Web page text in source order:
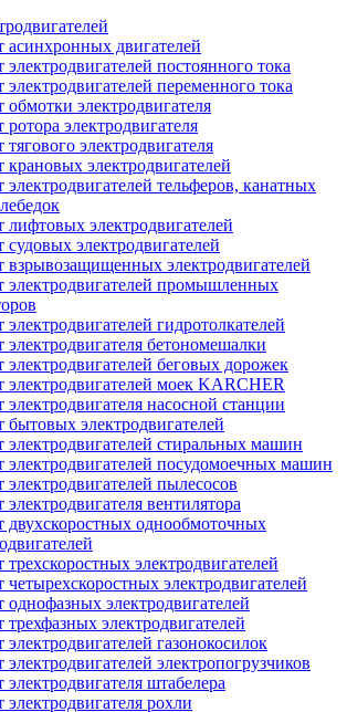
асинхронных двигателей
электродвигателей постоянного тока
электродвигателей переменного тока
обмотки электродвигателя
ротора электродвигателя
тягового электродвигателя
крановых электродвигателей
электродвигателей тельферов, канатных
лифтовых электродвигателей
судовых электродвигателей
взрывозащищенных электродвигателей
электродвигателей промышленных
электродвигателей гидротолкателей
электродвигателя бетономешалки
электродвигателей беговых дорожек
электродвигателей моек KARCHER
электродвигателя насосной станции
бытовых электродвигателей
электродвигателей стиральных машин
электродвигателей посудомоечных машин
электродвигателей пылесосов
электродвигателя вентилятора
двухскоростных однообмоточных
трехскоростных электродвигателей
четырехскоростных электродвигателей
однофазных электродвигателей
трехфазных электродвигателей
электродвигателей газонокосилок
электродвигателей электропогрузчиков
электродвигателя штабелера
электродвигателя рохли